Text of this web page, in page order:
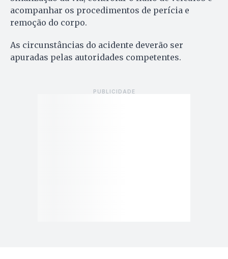
acompanhar os procedimentos de perícia e
remoção do corpo.
As circunstâncias do acidente deverão ser
apuradas pelas autoridades competentes.